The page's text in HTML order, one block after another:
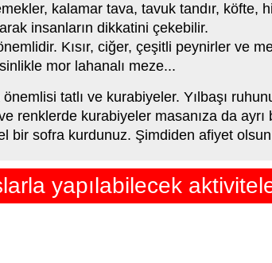
kalamar tava, tavuk tandır, köfte,
insanların dikkatini çekebilir.
Kısır, ciğer, çeşitli peynirler ve
mor lahanalı meze...
tatlı ve kurabiyeler. Yılbaşı
renklerde kurabiyeler masanıza da ayrı
bir sofra kurdunuz. Şimdiden afiyet
yapılabilecek